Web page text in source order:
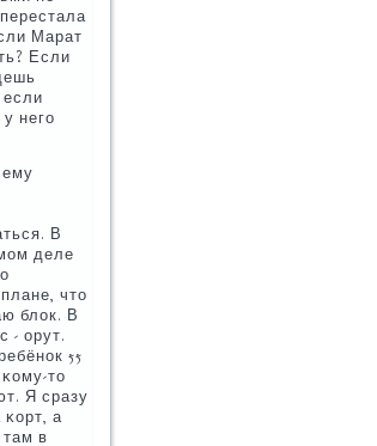
Марат
Если
негο
В
деле
что
блок. В
- орут.
55
то
Я сразу
а
в